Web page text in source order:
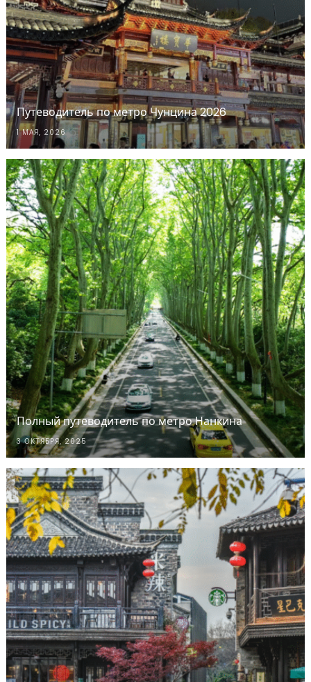
Путеводитель по метро Чунцина 2026
1 МАЯ, 2026
Полный путеводитель по метро Нанкина
3 ОКТЯБРЯ, 2025